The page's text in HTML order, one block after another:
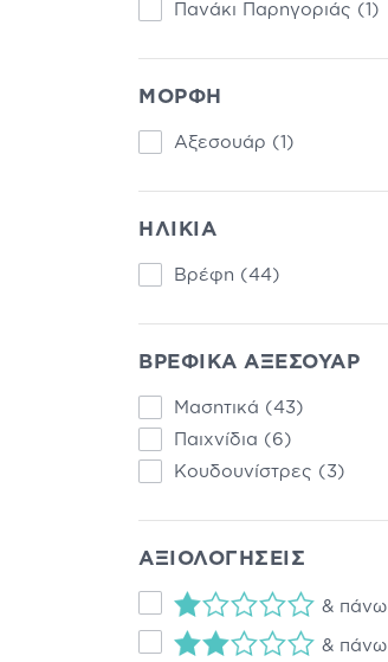
Πανάκι Παρηγοριάς (1)
ΜΟΡΦΗ
Αξεσουάρ (1)
ΗΛΙΚΙΑ
Βρέφη (44)
ΒΡΕΦΙΚΑ ΑΞΕΣΟΥΑΡ
Μασητικά (43)
Παιχνίδια (6)
Κουδουνίστρες (3)
ΑΞΙΟΛΟΓΗΣΕΙΣ
& πάνω
& πάνω